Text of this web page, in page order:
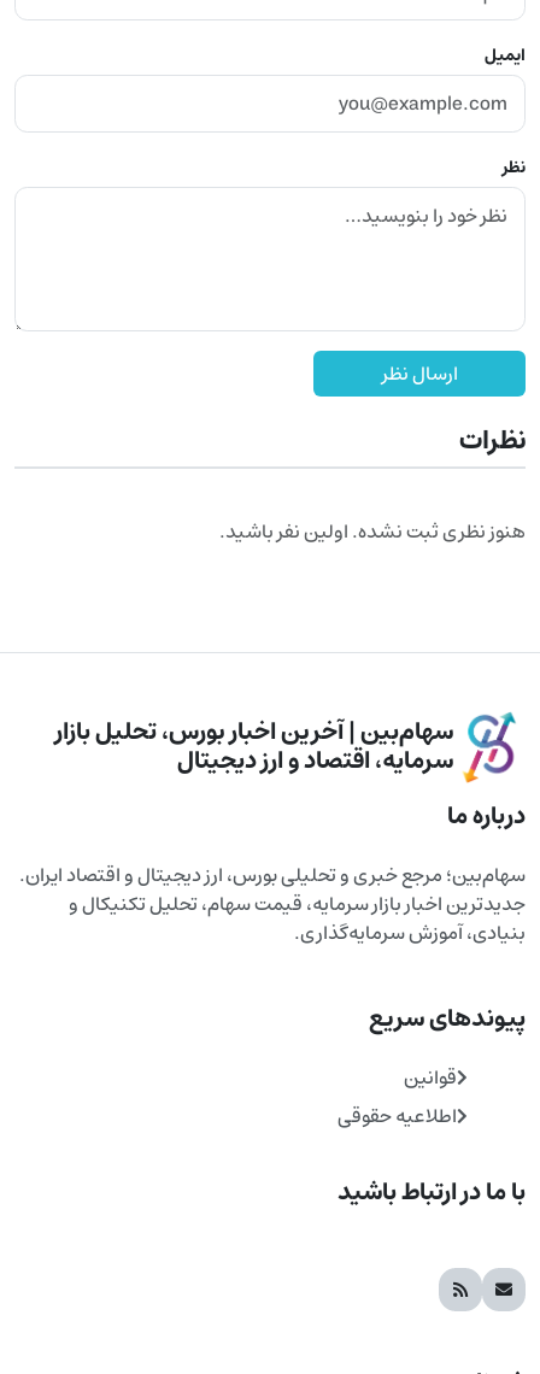
ایمیل
نظر
ارسال نظر
نظرات
هنوز نظری ثبت نشده. اولین نفر باشید.
سهام‌بین | آخرین اخبار بورس، تحلیل بازار
سرمایه، اقتصاد و ارز دیجیتال
درباره ما
سهام‌بین؛ مرجع خبری و تحلیلی بورس، ارز دیجیتال و اقتصاد ایران.
جدیدترین اخبار بازار سرمایه، قیمت سهام، تحلیل تکنیکال و
بنیادی، آموزش سرمایه‌گذاری.
پیوندهای سریع
قوانین
اطلاعیه حقوقی
با ما در ارتباط باشید